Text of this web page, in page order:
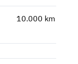
10.000 km